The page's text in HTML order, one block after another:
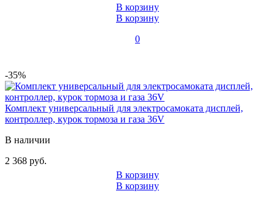
В корзину
В корзину
0
-35%
Комплект универсальный для электросамоката дисплей,
контроллер, курок тормоза и газа 36V
В наличии
2 368 руб.
В корзину
В корзину